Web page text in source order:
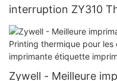
interruption ZY310
d'autocollant
in
Zywell - Meilleure